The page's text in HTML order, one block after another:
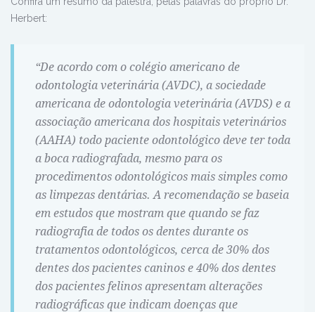
Herbert:
“De acordo com o colégio americano de
odontologia veterinária (AVDC), a sociedade
americana de odontologia veterinária (AVDS) e a
associação americana dos hospitais veterinários
(AAHA) todo paciente odontológico deve ter toda
a boca radiografada, mesmo para os
procedimentos odontológicos mais simples como
as limpezas dentárias. A recomendação se baseia
em estudos que mostram que quando se faz
radiografia de todos os dentes durante os
tratamentos odontológicos, cerca de 30% dos
dentes dos pacientes caninos e 40% dos dentes
dos pacientes felinos apresentam alterações
radiográficas que indicam doenças que